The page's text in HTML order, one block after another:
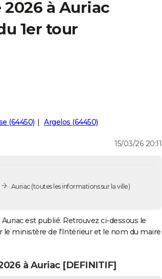
à Auriac
1er tour
(64450) Argelos (64450)
15/03/26 20:11
Auriac(toutes les informations sur la ville)
Auriac est publié. Retrouvez ci-dessous le
ministère de l'Intérieur et le nom du maire
à Auriac [DEFINITIF]